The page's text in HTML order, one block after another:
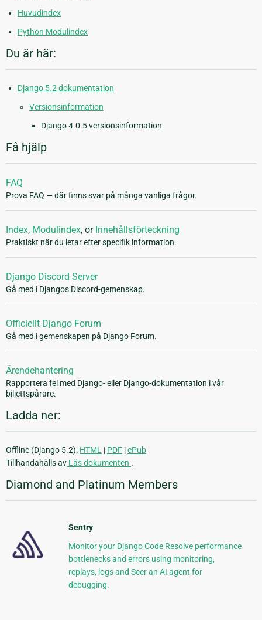
Huvudindex
Python Modulindex
Du är här:
Django 5.2 dokumentation
Versionsinformation
Django 4.0.5 versionsinformation
Få hjälp
FAQ
Prova FAQ — där finns svar på många vanliga frågor.
Index, Modulindex, or Innehållsförteckning
Praktiskt när du letar efter specifik information.
Django Discord Server
Gå med i Djangos Discord-gemenskap.
Officiellt Django Forum
Gå med i gemenskapen på Django Forum.
Ärendehantering
Rapportera fel med Django- eller Django-dokumentation i vår
biljettspårare.
Ladda ner:
Offline (Django 5.2): HTML | PDF |ePub
Tillhandahålls av Läs dokumenten .
Diamond and Platinum Members
Sentry
Monitor your Django Code Resolve performance
bottlenecks and errors using monitoring,
replays, logs and Seer an AI agent for
debugging.